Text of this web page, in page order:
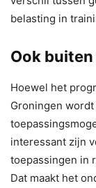
belasting in
Ook
Hoewel het
Groningen
interessant zijn
toepassingen in
Dat maakt het